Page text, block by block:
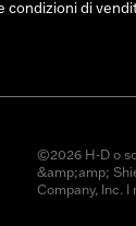
condizioni di
©2026 H-D o
&amp;amp;
Company, Inc.